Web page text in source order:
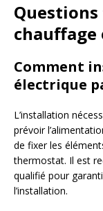
Comment
électrique
L’installation
prévoir
de fixer les
thermostat. Il est
qualifié pour
l’installation.